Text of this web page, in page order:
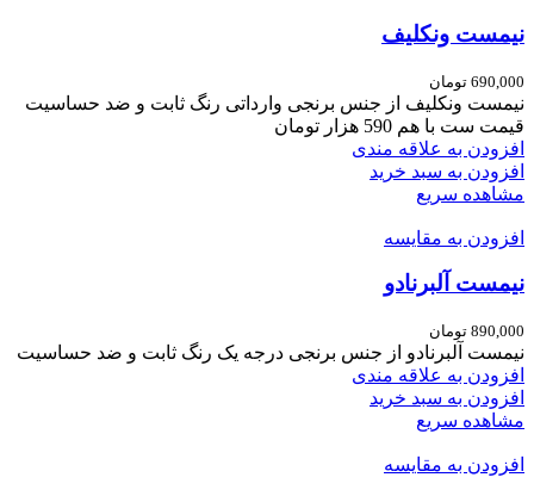
نیمست ونکلیف
690,000 تومان
نیمست ونکلیف از جنس برنجی وارداتی رنگ ثابت و ضد حساسیت
قیمت ست با هم 590 هزار تومان
افزودن به علاقه مندی
افزودن به سبد خرید
مشاهده سریع
افزودن به مقایسه
نیمست آلبرنادو
890,000 تومان
نیمست آلبرنادو از جنس برنجی درجه یک رنگ ثابت و ضد حساسیت
افزودن به علاقه مندی
افزودن به سبد خرید
مشاهده سریع
افزودن به مقایسه